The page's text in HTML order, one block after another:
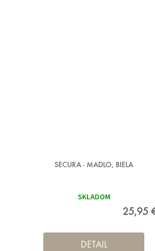
SECURA - MADLO, BIELA
SKLADOM
25,95
DETAIL